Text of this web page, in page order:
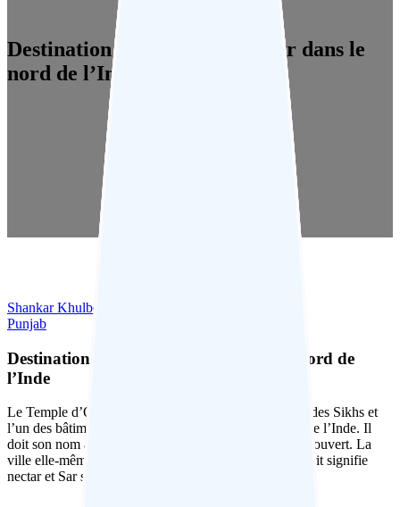
Destination de voyage Amritsar dans le
nord de l’Inde
Shankar Khulbey
Punjab
Destination de voyage Amritsar dans le nord de
l’Inde
Le Temple d’Or d’Amritsar est le principal sanctuaire des Sikhs et
l’un des bâtiments les plus beaux et les plus précieux de l’Inde. Il
doit son nom aux plaques de cuivre doré dont il est recouvert. La
ville elle-même doit son nom à l’étang du temple : Amrit signifie
nectar et Sar signifie étang.